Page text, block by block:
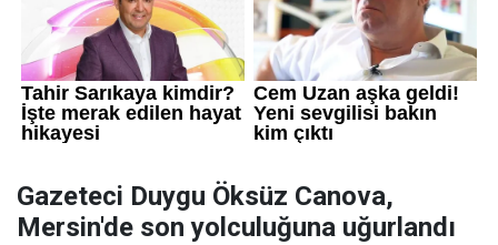
Gazeteci Duygu Öksüz Canova,
Mersin'de son yolculuğuna uğurlandı